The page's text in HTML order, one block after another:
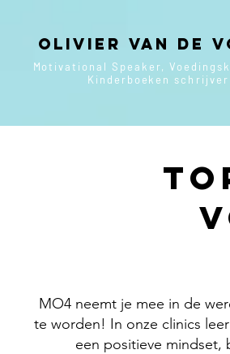
Olivier van de
Motivational Speaker,
Kinderboeken schrijver
MO4 neemt je mee in de
te worden! In onze clinics
een positieve